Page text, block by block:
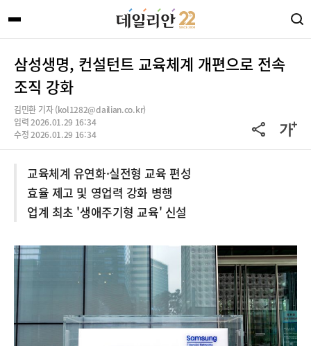
삼성생명, 컨설턴트 교육체계 개편으로 전속
조직 강화
김민환 기자 (kol1282@dailian.co.kr)
입력 2026.01.29 16:34
수정 2026.01.29 16:34
교육체계 유연화·실전형 교육 편성
효율 제고 및 영업력 강화 병행
업계 최초 '생애주기형 교육' 신설